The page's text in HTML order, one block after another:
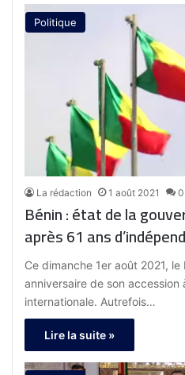
Politique
La rédaction 1 août 2021 0
Bénin : état de la
après 61 ans
Ce dimanche 1er août 2021,
anniversaire de son accession
internationale. Autrefois…
Lire la suite »